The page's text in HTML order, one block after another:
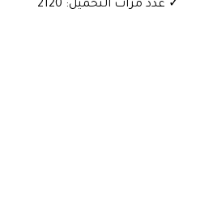
✓ عدد مرات التحميل: 2120